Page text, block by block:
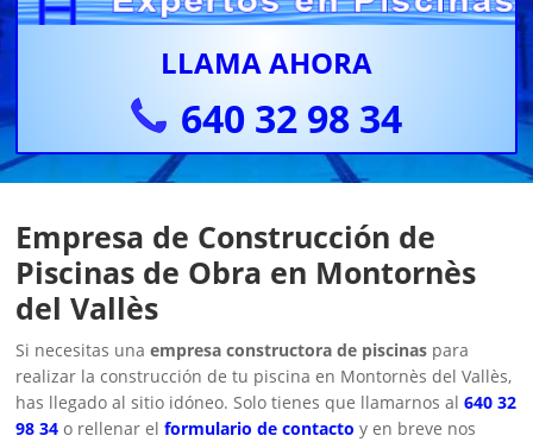
LLAMA AHORA
640 32 98 34
Empresa de Construcción de
Piscinas de Obra en Montornès
del Vallès
Si necesitas unaempresa constructora de piscinas para
realizar la construcción de tu piscina en Montornès del Vallès,
has llegado al sitio idóneo. Solo tienes que llamarnos al640 32
98 34 o rellenar elformulario de contacto y en breve nos